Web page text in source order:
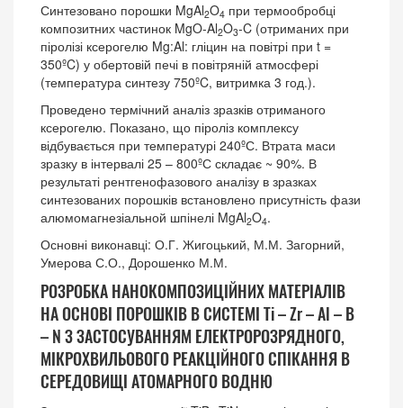
Синтезовано порошки MgAl2O4 при термообробці
композитних частинок MgO-Al2O3-C (отриманих при
піролізі ксерогелю Mg:Al: гліцин на повітрі при t =
350ºC) у обертовій печі в повітряній атмосфері
(температура синтезу 750ºC, витримка 3 год.).
Проведено термічний аналіз зразків отриманого
ксерогелю. Показано, що піроліз комплексу
відбувається при температурі 240ºС. Втрата маси
зразку в інтервалі 25 – 800ºС складає ~ 90%. В
результаті рентгенофазового аналізу в зразках
синтезованих порошків встановлено присутність фази
алюмомагнезіальной шпінелі MgAl2O4.
Основні виконавці: О.Г. Жигоцький, М.М. Загорний,
Умерова С.О., Дорошенко М.М.
РОЗРОБКА НАНОКОМПОЗИЦІЙНИХ МАТЕРІАЛІВ
НА ОСНОВІ ПОРОШКІВ В СИСТЕМІ Ti – Zr – Al – B
– N З ЗАСТОСУВАННЯМ ЕЛЕКТРОРОЗРЯДНОГО,
МІКРОХВИЛЬОВОГО РЕАКЦІЙНОГО СПІКАННЯ В
СЕРЕДОВИЩІ АТОМАРНОГО ВОДНЮ